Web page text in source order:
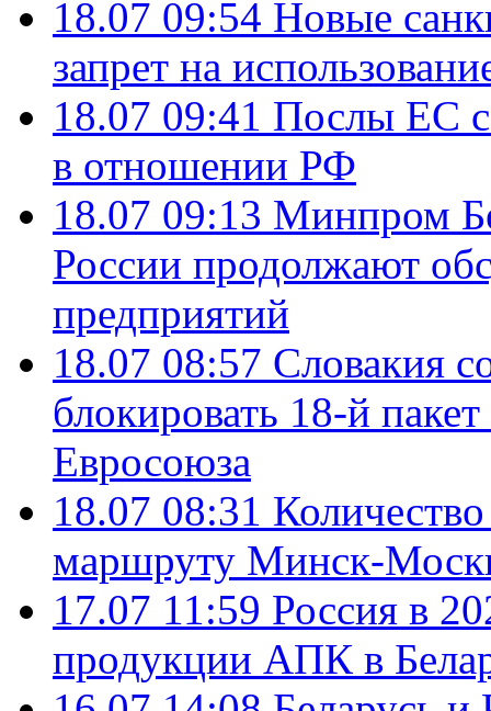
18.07 09:54 Новые
запрет на
18.07 09:41 Послы ЕС
в отношении РФ
18.07 09:13 Минпром
России продолжают
предприятий
18.07 08:57 Словакия
блокировать 18-й
Евросоюза
18.07 08:31
маршруту Минск-
17.07 11:59 Россия в
продукции АПК в